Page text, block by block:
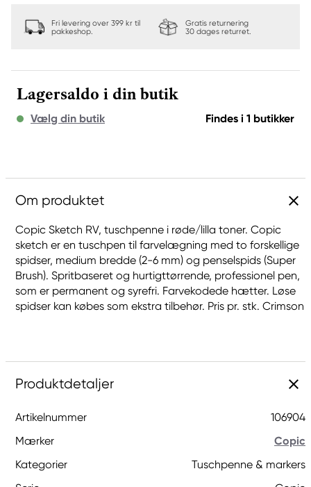
Fri levering over 399 kr til
pakkeshop.
Gratis returnering
30 dages returret.
Lagersaldo i din butik
Vælg din butik Findes i 1 butikker
Om produktet
Copic Sketch RV, tuschpenne i røde/lilla toner. Copic
sketch er en tuschpen til farvelægning med to forskellige
spidser, medium bredde (2-6 mm) og penselspids (Super
Brush). Spritbaseret og hurtigttørrende, professionel pen,
som er permanent og syrefri. Farvekodede hætter. Løse
spidser kan købes som ekstra tilbehør. Pris pr. stk. Crimson
Produktdetaljer
Artikelnummer
106904
Mærker
Copic
Kategorier
Tuschpenne & markers